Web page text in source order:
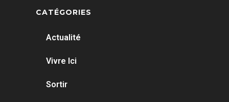
CATÉGORIES
Actualité
Vivre Ici
Sortir